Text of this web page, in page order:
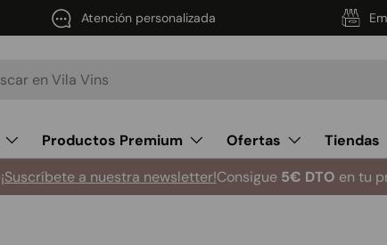
Atención personalizada
Productos Premium Ofertas Tiendas
¡Suscríbete a nuestra newsletter!Consigue5€ DTO en tu